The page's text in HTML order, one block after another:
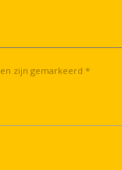
zijn gemarkeerd *